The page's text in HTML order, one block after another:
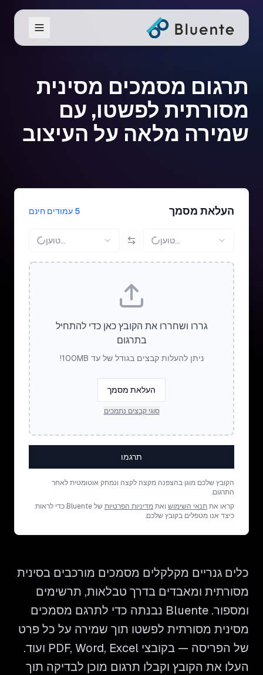
תרגום מסמכים מסינית
מסורתית לפשטו, עם
שמירה מלאה על העיצוב
העלאת מסמך 5 עמודים חינם
טוען... טוען...
גררו ושחררו את הקובץ כאן כדי להתחיל
בתרגום
ניתן להעלות קבצים בגודל של עד 100MB!
העלאת מסמך
סוגי קבצים נתמכים
תרגמו
הקובץ שלכם מוגן בהצפנה מקצה לקצה ונמחק אוטומטית לאחר
התרגום.
קראו אתתנאי השימוש ואתמדיניות הפרטיות
של Bluente כדי לראות
כיצד אנו מטפלים בקובץ שלכם.
כלים גנריים מקלקלים מסמכים מורכבים בסינית
מסורתית ומאבדים בדרך טבלאות, תרשימים
ומספור. Bluente נבנתה כדי לתרגם מסמכים
מסינית מסורתית לפשטו תוך שמירה על כל פרט
של הפריסה — בקובצי PDF, Word, Excel ועוד.
העלו את הקובץ וקבלו תרגום מוכן לבדיקה תוך